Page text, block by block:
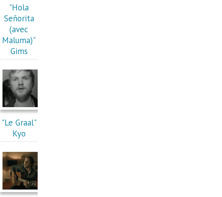
"Hola
Señorita
(avec
Maluma)"
Gims
"Le Graal"
Kyo